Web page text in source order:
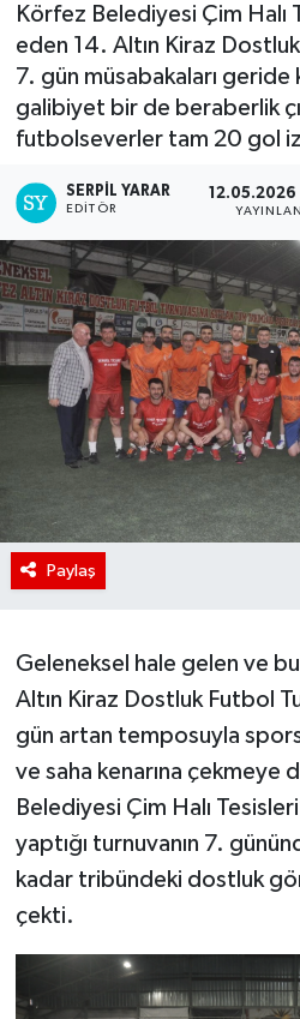
Körfez Belediyesi Çim Halı
eden 14. Altın Kiraz
7. gün müsabakaları geride
galibiyet bir de beraberlik
futbolseverler tam 20 gol
SERPİL YARAR
EDITÖR
12.05.2026
Paylaş
Geleneksel hale gelen ve
Altın Kiraz Dostluk Futbol
gün artan temposuyla
ve saha kenarına çekmeye
Belediyesi Çim Halı
yaptığı turnuvanın 7.
kadar tribündeki dostluk
çekti.